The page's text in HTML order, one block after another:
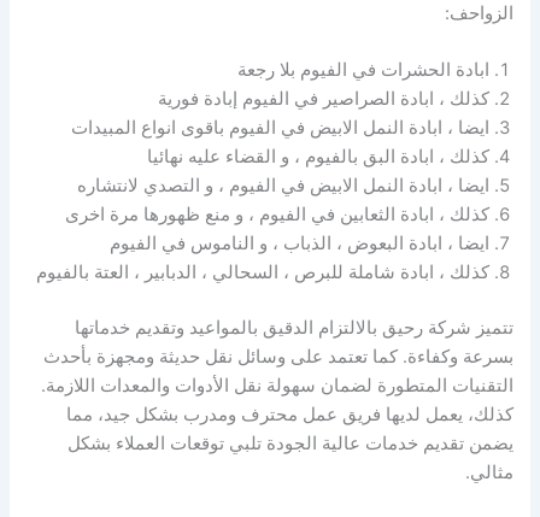
الزواحف:
ابادة الحشرات في الفيوم بلا رجعة
كذلك ، ابادة الصراصير في الفيوم إبادة فورية
ايضا ، ابادة النمل الابيض في الفيوم باقوى انواع المبيدات
كذلك ، ابادة البق بالفيوم ، و القضاء عليه نهائيا
ايضا ، ابادة النمل الابيض في الفيوم ، و التصدي لانتشاره
كذلك ، ابادة الثعابين في الفيوم ، و منع ظهورها مرة اخرى
ايضا ، ابادة البعوض ، الذباب ، و الناموس في الفيوم
كذلك ، ابادة شاملة للبرص ، السحالي ، الدبابير ، العتة بالفيوم
تتميز شركة رحيق بالالتزام الدقيق بالمواعيد وتقديم خدماتها
بسرعة وكفاءة. كما تعتمد على وسائل نقل حديثة ومجهزة بأحدث
التقنيات المتطورة لضمان سهولة نقل الأدوات والمعدات اللازمة.
كذلك، يعمل لديها فريق عمل محترف ومدرب بشكل جيد، مما
يضمن تقديم خدمات عالية الجودة تلبي توقعات العملاء بشكل
مثالي.